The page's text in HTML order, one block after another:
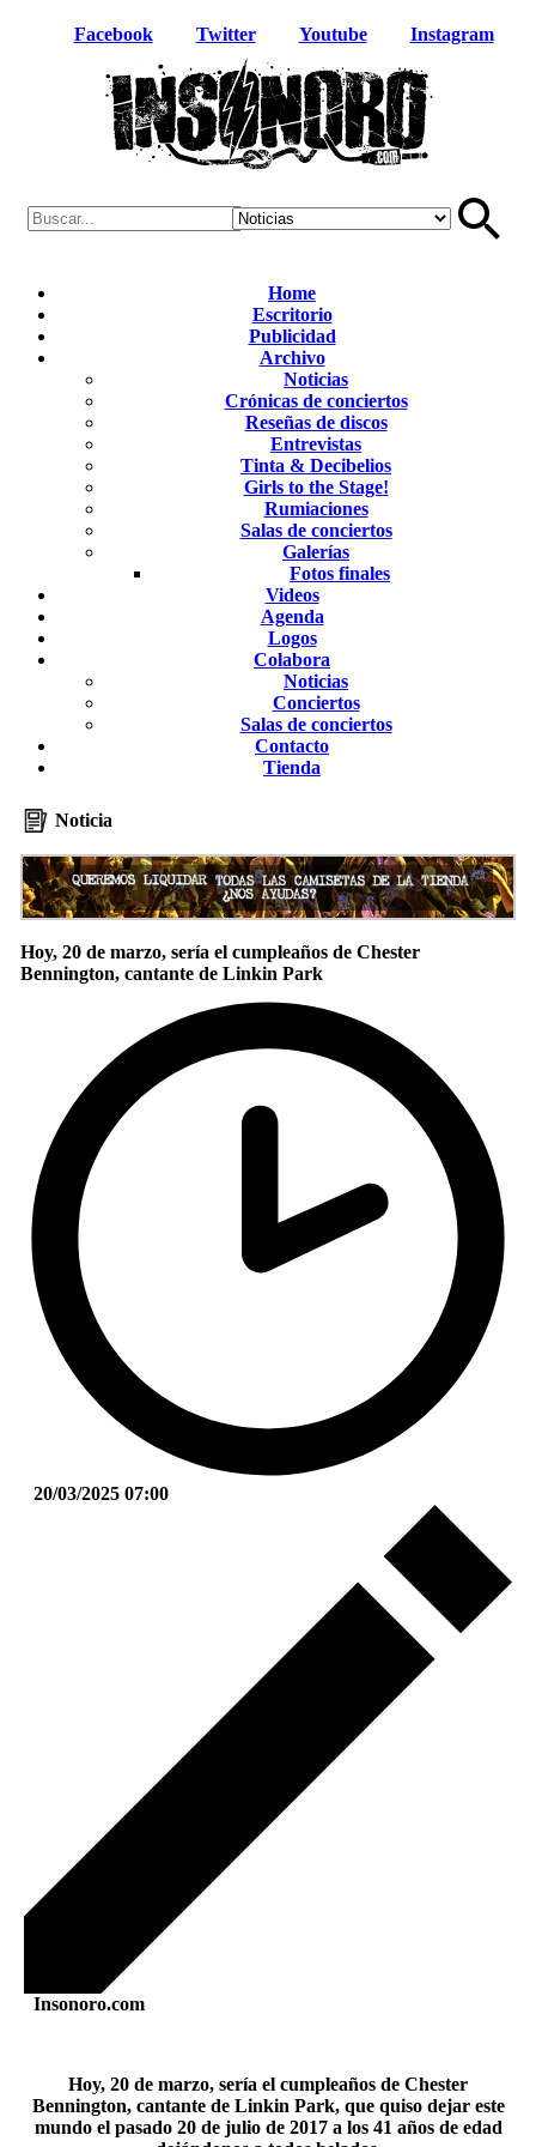
Facebook Twitter Youtube Instagram
Home
Escritorio
Publicidad
Archivo
Noticias
Crónicas de conciertos
Reseñas de discos
Entrevistas
Tinta & Decibelios
Girls to the Stage!
Rumiaciones
Salas de conciertos
Galerías
Fotos finales
Videos
Agenda
Logos
Colabora
Noticias
Conciertos
Salas de conciertos
Contacto
Tienda
Noticia
Hoy, 20 de marzo, sería el cumpleaños de Chester
Bennington, cantante de Linkin Park
20/03/2025 07:00
Insonoro.com
Hoy, 20 de marzo, sería el cumpleaños de Chester
Bennington, cantante de Linkin Park, que quiso dejar este
mundo el pasado 20 de julio de 2017 a los 41 años de edad